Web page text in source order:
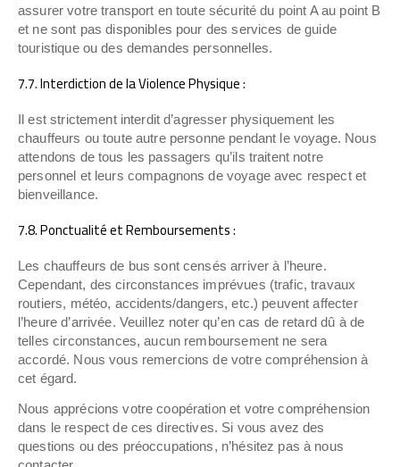
assurer votre transport en toute sécurité du point A au point B
et ne sont pas disponibles pour des services de guide
touristique ou des demandes personnelles.
7.7. Interdiction de la Violence Physique :
Il est strictement interdit d’agresser physiquement les
chauffeurs ou toute autre personne pendant le voyage. Nous
attendons de tous les passagers qu’ils traitent notre
personnel et leurs compagnons de voyage avec respect et
bienveillance.
7.8. Ponctualité et Remboursements :
Les chauffeurs de bus sont censés arriver à l’heure.
Cependant, des circonstances imprévues (trafic, travaux
routiers, météo, accidents/dangers, etc.) peuvent affecter
l’heure d’arrivée. Veuillez noter qu’en cas de retard dû à de
telles circonstances, aucun remboursement ne sera
accordé. Nous vous remercions de votre compréhension à
cet égard.
Nous apprécions votre coopération et votre compréhension
dans le respect de ces directives. Si vous avez des
questions ou des préoccupations, n’hésitez pas à nous